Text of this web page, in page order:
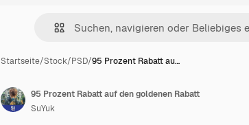
Startseite/Stock/PSD/95 Prozent Rabatt au…
95 Prozent Rabatt auf den goldenen Rabatt
SuYuk